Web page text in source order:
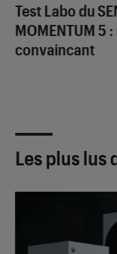
Test Labo du
MOMENTUM 5
convaincant
Les plus lus